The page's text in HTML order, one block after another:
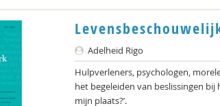
Adelheid Rigo
Hulpverleners, psychologen,
het begeleiden van beslissingen bij
mijn plaats?’.